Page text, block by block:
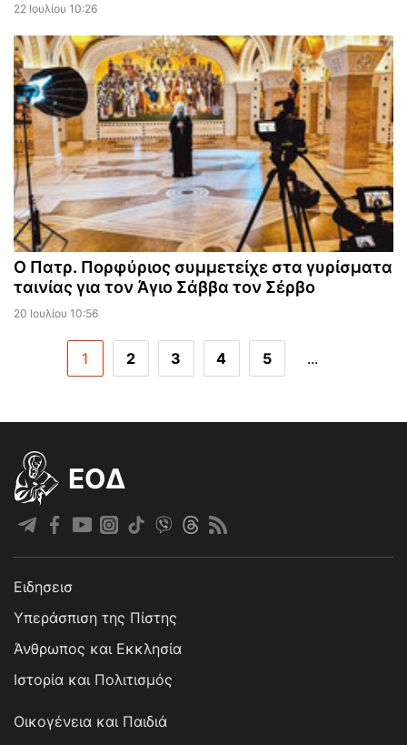
22 Ιουλίου 10:26
Ο Πατρ. Πορφύριος συμμετείχε στα γυρίσματα
ταινίας για τον Άγιο Σάββα τον Σέρβο
20 Ιουλίου 10:56
1 2 3 4 5 ...
EOΔ
Ειδησεισ
Υπεράσπιση της Πίστης
Άνθρωπος και Εκκλησία
Ιστορία και Πολιτισμός
Οικογένεια και Παιδιά